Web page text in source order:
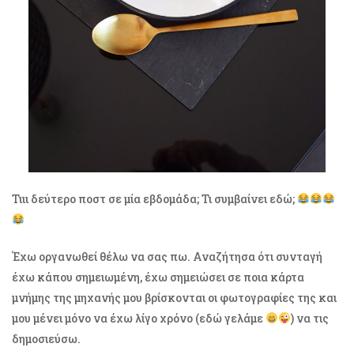
Τιιι δεύτερο ποστ σε μία εβδομάδα; Τι συμβαίνει εδώ;
Έχω οργανωθεί θέλω να σας πω. Αναζήτησα ότι συνταγή
έχω κάπου σημειωμένη, έχω σημειώσει σε ποια κάρτα
μνήμης της μηχανής μου βρίσκονται οι φωτογραφίες της και
μου μένει μόνο να έχω λίγο χρόνο (εδώ γελάμε
) να τις
δημοσιεύσω.